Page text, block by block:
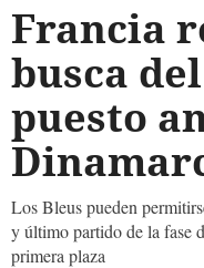
Francia
busca
puesto
Los Bleus pueden
y último partido de la fase
primera plaza